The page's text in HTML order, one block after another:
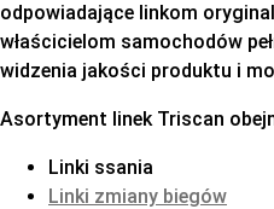
odpowiadające linkom
właścicielom samochodów
widzenia jakości produktu i
Asortyment linek Triscan
Linki ssania
Linki zmiany biegów